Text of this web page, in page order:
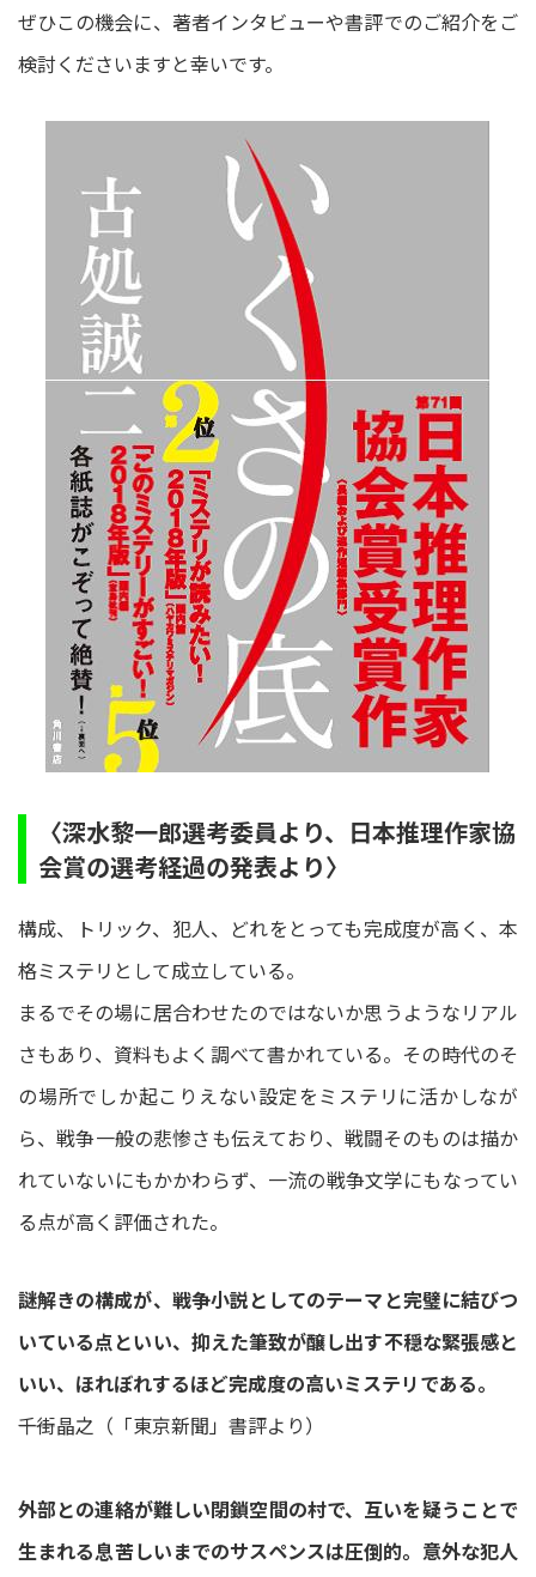
ぜひこの機会に、著者インタビューや書評でのご紹介をご
検討くださいますと幸いです。
〈深水黎一郎選考委員より、日本推理作家協
会賞の選考経過の発表より〉
構成、トリック、犯人、どれをとっても完成度が高く、本
格ミステリとして成立している。
まるでその場に居合わせたのではないか思うようなリアル
さもあり、資料もよく調べて書かれている。その時代のそ
の場所でしか起こりえない設定をミステリに活かしなが
ら、戦争一般の悲惨さも伝えており、戦闘そのものは描か
れていないにもかかわらず、一流の戦争文学にもなってい
る点が高く評価された。
謎解きの構成が、戦争小説としてのテーマと完璧に結びつ
いている点といい、抑えた筆致が醸し出す不穏な緊張感と
いい、ほれぼれするほど完成度の高いミステリである。
――千街晶之（「東京新聞」書評より）
外部との連絡が難しい閉鎖空間の村で、互いを疑うことで
生まれる息苦しいまでのサスペンスは圧倒的。意外な犯人